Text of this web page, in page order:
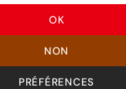
OK
NON
PRÉFÉRENCES